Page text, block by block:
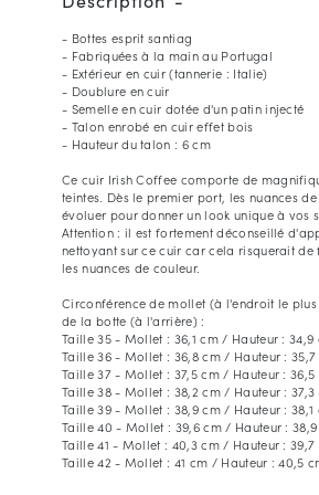
- Bottes esprit santiag
- Fabriquées à la main au Portugal
- Extérieur en cuir (tannerie : Italie)
- Doublure en cuir
- Semelle en cuir dotée d'un patin injecté
- Talon enrobé en cuir effet bois
- Hauteur du talon : 6 cm
Ce cuir Irish Coffee comporte de
teintes. Dès le premier port, les nuances
évoluer pour donner un look unique à vos
Attention : il est fortement déconseillé
nettoyant sur ce cuir car cela risquerait
les nuances de couleur.
Circonférence de mollet (à l'endroit le
de la botte (à l'arrière) :
Taille 35 - Mollet : 36,1 cm / Hauteur : 34,9
Taille 36 - Mollet : 36,8 cm / Hauteur :
Taille 37 - Mollet : 37,5 cm / Hauteur : 36,5
Taille 38 - Mollet : 38,2 cm / Hauteur : 37,3
Taille 39 - Mollet : 38,9 cm / Hauteur : 38,1
Taille 40 - Mollet : 39,6 cm / Hauteur :
Taille 41 - Mollet : 40,3 cm / Hauteur : 39,7
Taille 42 - Mollet : 41 cm / Hauteur : 40,5